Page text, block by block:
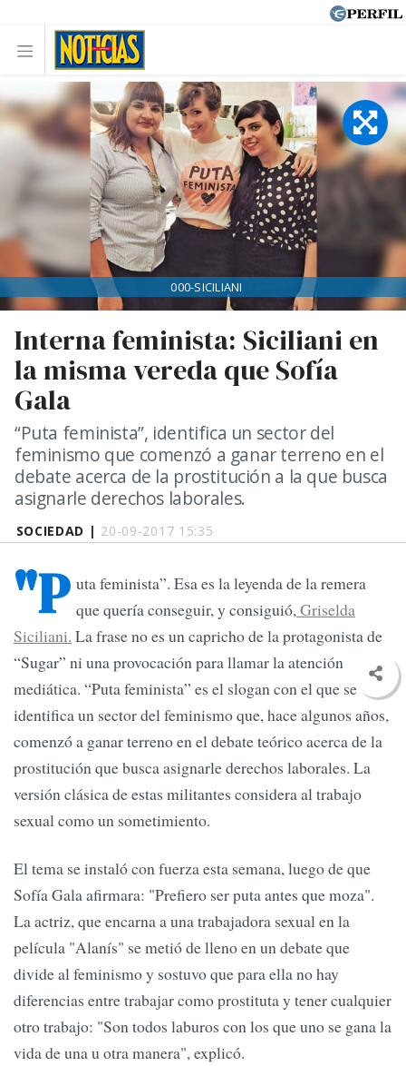
SOCIEDAD | 20-09-2017 15:35
Interna feminista: Siciliani en
la misma vereda que Sofía
Gala
“Puta feminista”, identifica un sector del
feminismo que comenzó a ganar terreno en el
debate acerca de la prostitución a la que busca
asignarle derechos laborales.
000-SICILIANI
"P uta feminista”. Esa es la leyenda de la remera
que quería conseguir, y consiguió,Griselda
Siciliani. La frase no es un capricho de la protagonista de
“Sugar” ni una provocación para llamar la atención
mediática. “Puta feminista” es el slogan con el que se
identifica un sector del feminismo que, hace algunos años,
comenzó a ganar terreno en el debate teórico acerca de la
prostitución que busca asignarle derechos laborales. La
versión clásica de estas militantes considera al trabajo
sexual como un sometimiento.
El tema se instaló con fuerza esta semana, luego de que
Sofía Gala afirmara: "Prefiero ser puta antes que moza".
La actriz, que encarna a una trabajadora sexual en la
película "Alanís" se metió de lleno en un debate que
divide al feminismo y sostuvo que para ella no hay
diferencias entre trabajar como prostituta y tener cualquier
otro trabajo: "Son todos laburos con los que uno se gana la
vida de una u otra manera", explicó.